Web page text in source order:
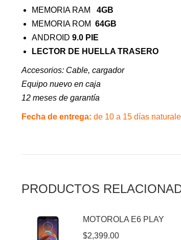
MEMORIA RAM
4GB
MEMORIA ROM 64GB
ANDROID 9.0 PIE
LECTOR DE HUELLA TRASERO
Accesorios: Cable, cargador
Equipo nuevo en caja
12 meses de garantía
Fecha de entrega: de 10 a 15 días
PRODUCTOS
MOTOROLA E6 PLAY
$2,399.00